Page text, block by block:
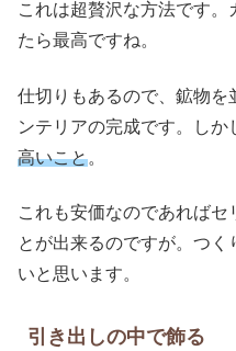
これは超贅沢な方法です
たら最高ですね。
仕切りもあるので、鉱物を
ンテリアの完成です。しか
高いこと。
これも安価なのであればセ
とが出来るのですが。つく
いと思います。
引き出しの中で飾る